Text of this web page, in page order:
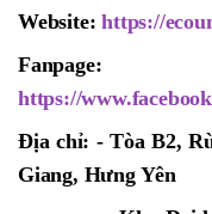
Website:https://
Fanpage:
https://
Địa chỉ: - Tòa B2,
Giang, Hưng Yên